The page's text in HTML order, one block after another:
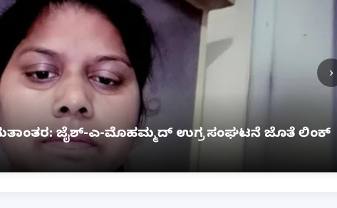
ಅಗ್ನಿ ಅವಘಡ: 12 ಮಂದಿ ಸಜೀವ ದಹನ, ಹಲವರಿಗೆ ಗಂಭೀರ
›